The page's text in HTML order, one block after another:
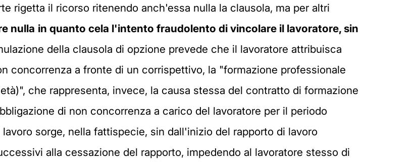
rigetta il ricorso ritenendo anch'essa nulla la clausola, ma per altri
nulla in quanto cela l'intento fraudolento di vincolare il lavoratore, sin
della clausola di opzione prevede che il lavoratore attribuisca
concorrenza a fronte di un corrispettivo, la "formazione professionale
che rappresenta, invece, la causa stessa del contratto di formazione
di non concorrenza a carico del lavoratore per il periodo
sorge, nella fattispecie, sin dall'inizio del rapporto di lavoro
alla cessazione del rapporto, impedendo al lavoratore stesso di